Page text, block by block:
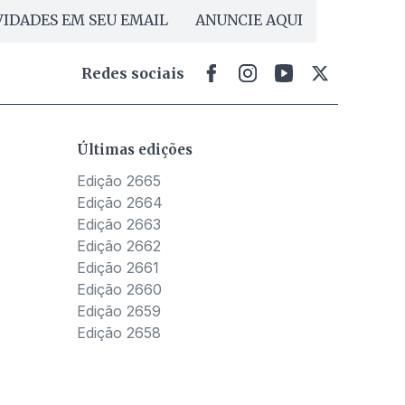
EM SEU EMAIL ANUNCIE AQUI
Redes sociais
Últimas edições
Edição 2665
Edição 2664
Edição 2663
Edição 2662
Edição 2661
Edição 2660
Edição 2659
Edição 2658